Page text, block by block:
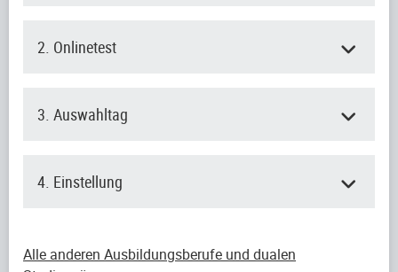
2. Onlinetest
3. Auswahltag
4. Einstellung
Alle anderen Ausbildungsberufe und dualen